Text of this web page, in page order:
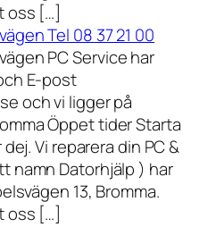
oss […]
Tel 08 37 21 00
PC Service har
E-post
och vi ligger på
Öppet tider Starta
Vi reparera din PC &
namn Datorhjälp ) har
13, Bromma.
oss […]